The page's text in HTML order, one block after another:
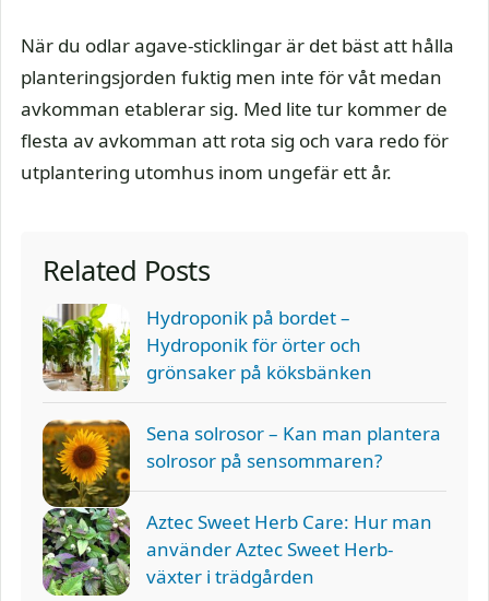
När du odlar agave-sticklingar är det bäst att hålla
planteringsjorden fuktig men inte för våt medan
avkomman etablerar sig. Med lite tur kommer de
flesta av avkomman att rota sig och vara redo för
utplantering utomhus inom ungefär ett år.
Related Posts
Hydroponik på bordet –
Hydroponik för örter och
grönsaker på köksbänken
Sena solrosor – Kan man plantera
solrosor på sensommaren?
Aztec Sweet Herb Care: Hur man
använder Aztec Sweet Herb-
växter i trädgården